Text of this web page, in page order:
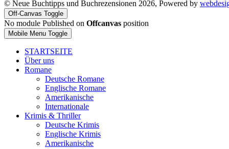
© Neue Buchtipps und Buchrezensionen 2026, Powered by
Off-Canvas Toggle
No module Published on Offcanvas position
Mobile Menu Toggle
STARTSEITE
Über uns
Romane
Deutsche Romane
Englische Romane
Amerikanische
Internationale
Krimis & Thriller
Deutsche Krimis
Englische Krimis
Amerikanische